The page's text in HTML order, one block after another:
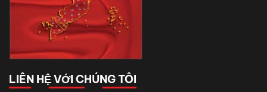
LIÊN HỆ VỚI CHÚNG TÔI